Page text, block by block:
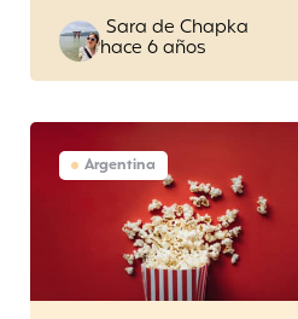
Posted
by
Sara de Chapka
hace 6 años
Argentina